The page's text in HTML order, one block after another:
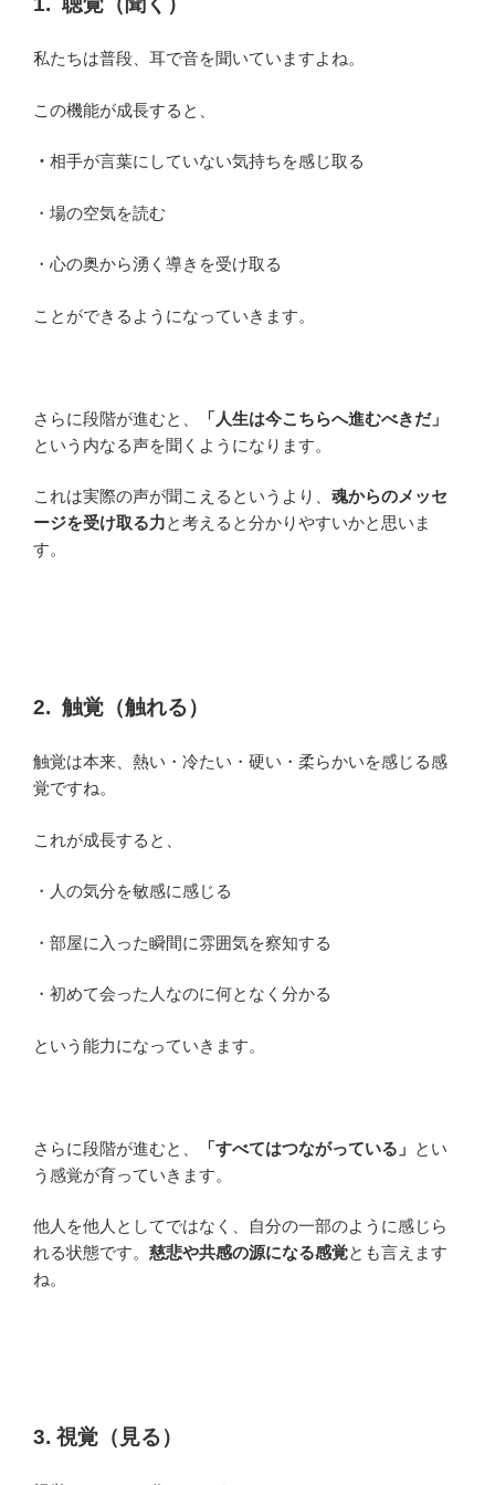
私たちは普段、耳で音を聞いていますよね。
この機能が成長すると、
・ 相手が言葉にしていない気持ちを感じ取る
・場の空気を読む
・心の奥から湧く導きを受け取る
ことができるようになっていきます。
さらに段階が進むと、
「人生は今こちらへ進むべきだ」
という内なる声を聞くようになります。
これは実際の声が聞こえるというより、 魂からのメッセ
ージを受け取る力と考えると分かりやすいかと思いま
す。
2. 触覚（触れる）
触覚は本来、熱い・冷たい・硬い・柔らかいを感じる感
覚ですね。
これが成長すると、
・人の気分を敏感に感じる
・部屋に入った瞬間に雰囲気を察知する
・初めて会った人なのに何となく分かる
という能力になっていきます。
さらに段階が進むと、 「すべてはつながっている」 とい
う感覚が育っていきます。
他人を他人としてではなく、自分の一部のように感じら
れる状態です。 慈悲や共感の源になる感覚とも言えます
ね。
3. 視覚（見る）